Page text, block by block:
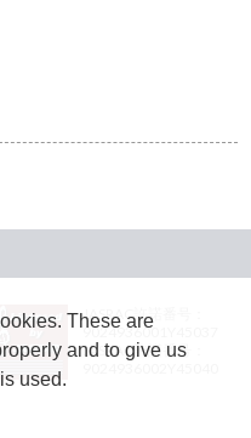
JASRAC許諾番号：
9024936001Y45037
JASRAC許諾番号：
These are
and to give us
used.